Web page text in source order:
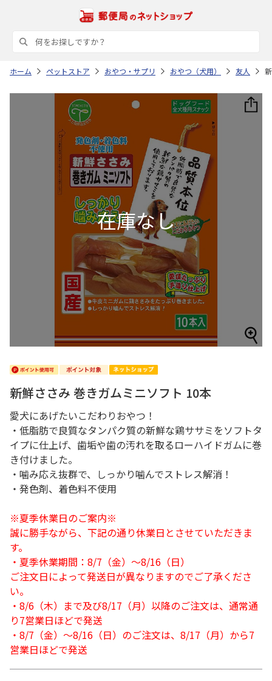
ホーム ペットストア おやつ・サプリ おやつ（犬用） 友人
新鮮ささみ 巻きガムミニソフト 10本
愛犬にあげたいこだわりおやつ！
・低脂肪で良質なタンパク質の新鮮な鶏ササミをソフトタ
イプに仕上げ、歯垢や歯の汚れを取るローハイドガムに巻
き付けました。
・噛み応え抜群で、しっかり噛んでストレス解消！
・発色剤、着色料不使用
※夏季休業日のご案内※
誠に勝手ながら、下記の通り休業日とさせていただきま
す。
・夏季休業期間：8/7（金）～8/16（日）
ご注文日によって発送日が異なりますのでご了承くださ
い。
・8/6（木）まで及び8/17（月）以降のご注文は、通常通
り7営業日ほどで発送
・8/7（金）～8/16（日）のご注文は、8/17（月）から7
営業日ほどで発送